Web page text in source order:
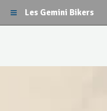
Les Gemini Bikers